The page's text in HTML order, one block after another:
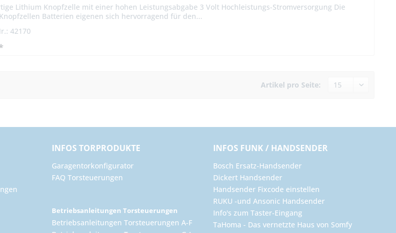
Lithium Knopfzelle mit einer hohen Leistungsabgabe 3 Volt Hochleistungs-Stromversorgung Die
Batterien eigenen sich hervorragend für den...
42170
Artikel pro Seite:
INFOS TORPRODUKTE
Garagentorkonfigurator
FAQ Torsteuerungen
Betriebsanleitungen Torsteuerungen
Betriebsanleitungen Torsteuerungen A-F
INFOS FUNK / HANDSENDER
Bosch Ersatz-Handsender
Dickert Handsender
Handsender Fixcode einstellen
RUKU -und Ansonic Handsender
Info's zum Taster-Eingang
TaHoma - Das vernetzte Haus von Somfy